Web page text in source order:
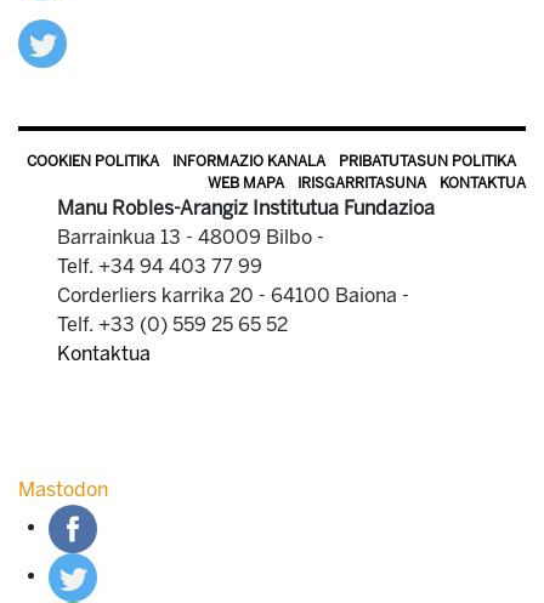
COOKIEN POLITIKA INFORMAZIO KANALA
PRIBATUTASUN POLITIKA
WEB MAPA
IRISGARRITASUNA KONTAKTUA
Manu Robles-Arangiz Institutua Fundazioa
Barrainkua 13 - 48009 Bilbo -
Telf. +34 94 403 77 99
Corderliers karrika 20 - 64100 Baiona -
Telf. +33 (0) 559 25 65 52
Kontaktua
Mastodon